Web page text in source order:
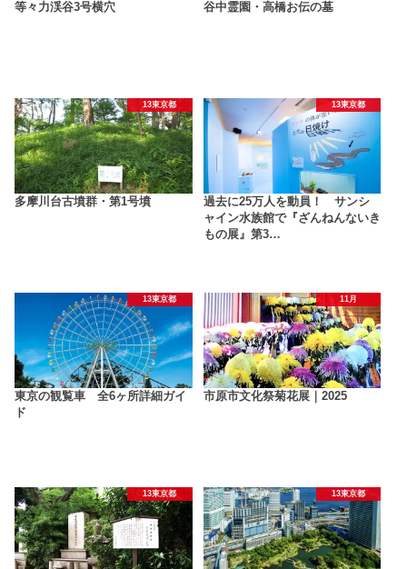
等々力渓谷3号横穴 谷中霊園・高橋お伝の墓
13東京都
多摩川台古墳群・第1号墳
13東京都
過去に25万人を動員！ サンシ
ャイン水族館で『ざんねんないき
もの展』第3…
13東京都
東京の観覧車 全6ヶ所詳細ガイ
ド
11月
市原市文化祭菊花展｜2025
13東京都 13東京都